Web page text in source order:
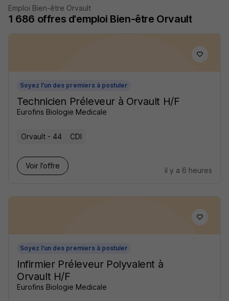
Emploi Bien-être Orvault
1 686 offres d'emploi Bien-être Orvault
Soyez l'un des premiers à postuler
Technicien Préleveur à Orvault H/F
Eurofins Biologie Medicale
Orvault - 44 CDI
Voir l’offre
il y a 6 heures
Soyez l'un des premiers à postuler
Infirmier Préleveur Polyvalent à
Orvault H/F
Eurofins Biologie Medicale